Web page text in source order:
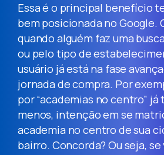
Essa é o principal benefício
bem posicionada no Google.
quando alguém faz uma
ou pelo tipo de
usuário já está na fase
jornada de compra. Por
por “academias no centro” já
menos, intenção em se
academia no centro de sua
bairro. Concorda? Ou seja,